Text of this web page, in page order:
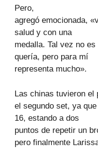
Pero,
agregó emocionada,
salud y con una
medalla. Tal vez no
quería, pero para mí
representa mucho».
Las chinas tuvieron el
el segundo set, ya
16, estando a dos
puntos de repetir un
pero finalmente